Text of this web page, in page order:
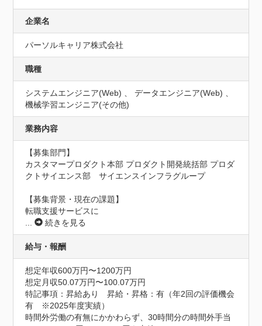
企業名
パーソルキャリア株式会社
職種
システムエンジニア(Web) 、 データエンジニア(Web) 、
機械学習エンジニア(その他)
業務内容
【募集部門】
カスタマープロダクト本部 プロダクト開発統括部 プロダ
クトサイエンス部　サイエンスインフラグループ
【募集背景・現在の課題】
転職支援サービスに
...
続きを見る
給与・報酬
想定年収600万円〜1200万円
想定月収50.07万円〜100.07万円
特記事項：昇給あり　昇給・昇格：有（年2回の評価機会
有　※2025年度実績）
時間外労働の有無にかかわらず、30時間分の時間外手当